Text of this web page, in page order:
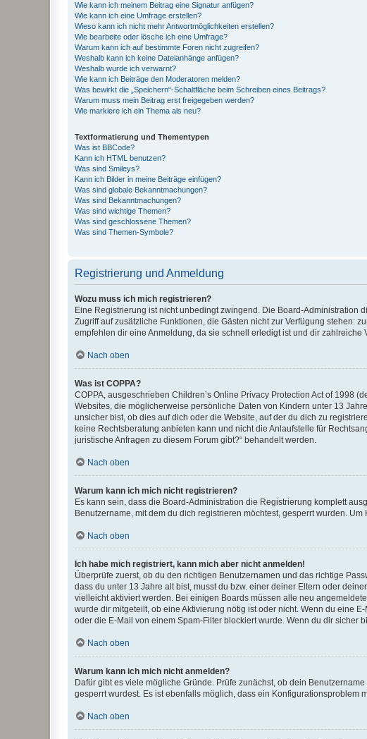
Wie kann ich meinem Beitrag eine Signatur anfügen?
Wie kann ich eine Umfrage erstellen?
Wieso kann ich nicht mehr Antwortmöglichkeiten erstellen?
Wie bearbeite oder lösche ich eine Umfrage?
Warum kann ich auf bestimmte Foren nicht zugreifen?
Weshalb kann ich keine Dateianhänge anfügen?
Weshalb wurde ich verwarnt?
Wie kann ich Beiträge den Moderatoren melden?
Was bewirkt die „Speichern“-Schaltfläche beim Schreiben eines Beitrags?
Warum muss mein Beitrag erst freigegeben werden?
Wie markiere ich ein Thema als neu?
Textformatierung und Thementypen
Was ist BBCode?
Kann ich HTML benutzen?
Was sind Smileys?
Kann ich Bilder in meine Beiträge einfügen?
Was sind globale Bekanntmachungen?
Was sind Bekanntmachungen?
Was sind wichtige Themen?
Was sind geschlossene Themen?
Was sind Themen-Symbole?
Registrierung und Anmeldung
Wozu muss ich mich registrieren?
Eine Registrierung ist nicht unbedingt zwingend. Die Board-Administration
Zugriff auf zusätzliche Funktionen, die Gästen nicht zur Verfügung stehen:
empfehlen dir eine Anmeldung, da sie schnell erledigt ist und dir zahlreiche
Nach oben
Was ist COPPA?
COPPA, ausgeschrieben Children’s Online Privacy Protection Act of 1998
Websites, die möglicherweise persönliche Daten von Kindern unter 13
unsicher bist, ob dies auf dich oder die Website, auf der du dich zu
keine Rechtsberatung anbieten kann und nicht die Anlaufstelle für
juristische Anfragen zu diesem Forum gibt?“ behandelt werden.
Nach oben
Warum kann ich mich nicht registrieren?
Es kann sein, dass die Board-Administration die Registrierung komplett
Benutzername, mit dem du dich registrieren möchtest, gesperrt wurden.
Nach oben
Ich habe mich registriert, kann mich aber nicht anmelden!
Überprüfe zuerst, ob du den richtigen Benutzernamen und das richtige
dass du unter 13 Jahre alt bist, musst du bzw. einer deiner Eltern oder
vielleicht aktiviert werden. Bei einigen Boards müssen alle neu
wurde dir mitgeteilt, ob eine Aktivierung nötig ist oder nicht. Wenn du eine
oder die E-Mail von einem Spam-Filter blockiert wurde. Wenn du dir sicher
Nach oben
Warum kann ich mich nicht anmelden?
Dafür gibt es viele mögliche Gründe. Prüfe zunächst, ob dein
gesperrt wurdest. Es ist ebenfalls möglich, dass ein Konfigurationsproblem
Nach oben